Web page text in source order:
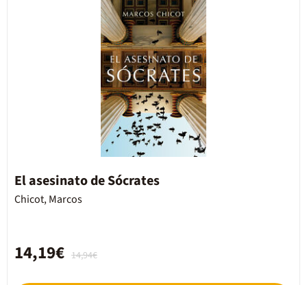
El asesinato de Sócrates
Chicot, Marcos
14,94€
14,19€